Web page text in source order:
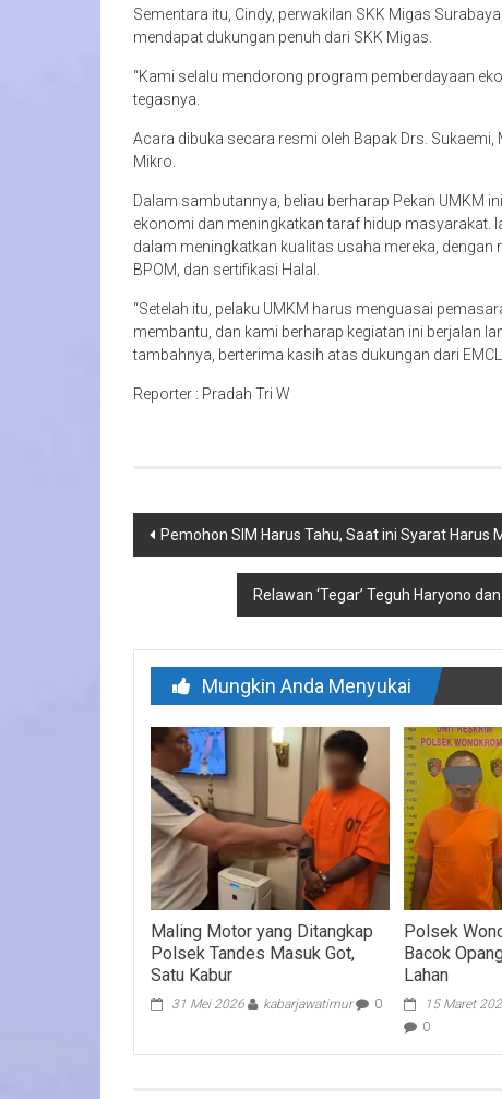
Sementara itu, Cindy, perwakilan SKK Migas
mendapat dukungan penuh dari SKK Migas.
“Kami selalu mendorong program pemberdayaan
tegasnya.
Acara dibuka secara resmi oleh Bapak Drs.
Mikro.
Dalam sambutannya, beliau berharap Pekan UMKM
ekonomi dan meningkatkan taraf hidup masyarakat.
dalam meningkatkan kualitas usaha mereka, dengan
BPOM, dan sertifikasi Halal.
“Setelah itu, pelaku UMKM harus menguasai
membantu, dan kami berharap kegiatan ini berjalan
tambahnya, berterima kasih atas dukungan dari
Reporter : Pradah Tri W
Navigasi
Pemohon SIM Harus Tahu, Saat ini Syarat Harus
Relawan ‘Tegar’ Teguh Haryono
Mungkin Anda Menyukai
Maling Motor yang Ditangkap
Polsek Tandes Masuk Got,
Satu Kabur
31 Mei 2026 kabarjawatimur 0
Polsek
Bacok
Lahan
15 Maret
0